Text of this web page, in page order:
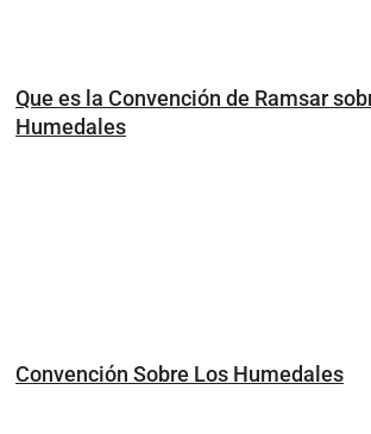
Que es la Convención de Ramsar
Humedales
Convención Sobre Los Humedales